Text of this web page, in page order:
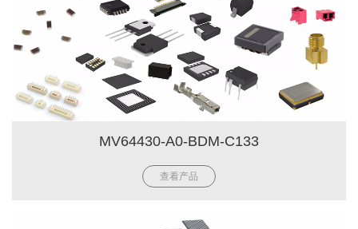
MV64430-A0-BDM-C133
查看产品